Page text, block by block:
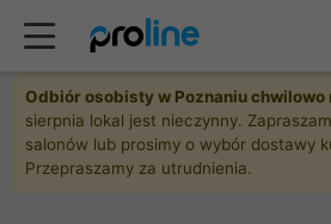
Odbiór osobisty w Poznaniu chwilowo
sierpnia lokal jest nieczynny.
salonów lub prosimy o wybór dostawy
Przepraszamy za utrudnienia.